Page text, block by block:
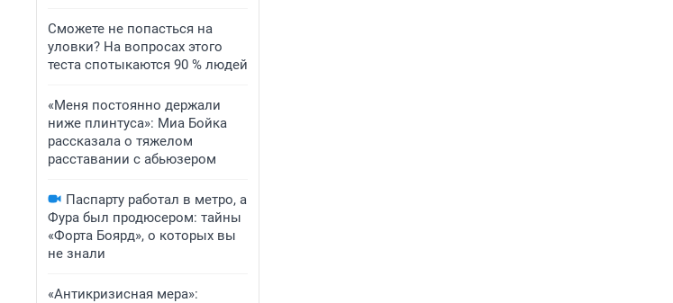
Сможете не попасться на
уловки? На вопросах этого
теста спотыкаются 90 % людей
«Меня постоянно держали
ниже плинтуса»: Миа Бойка
рассказала о тяжелом
расставании с абьюзером
Паспарту работал в метро, а
Фура был продюсером: тайны
«Форта Боярд», о которых вы
не знали
«Антикризисная мера»: